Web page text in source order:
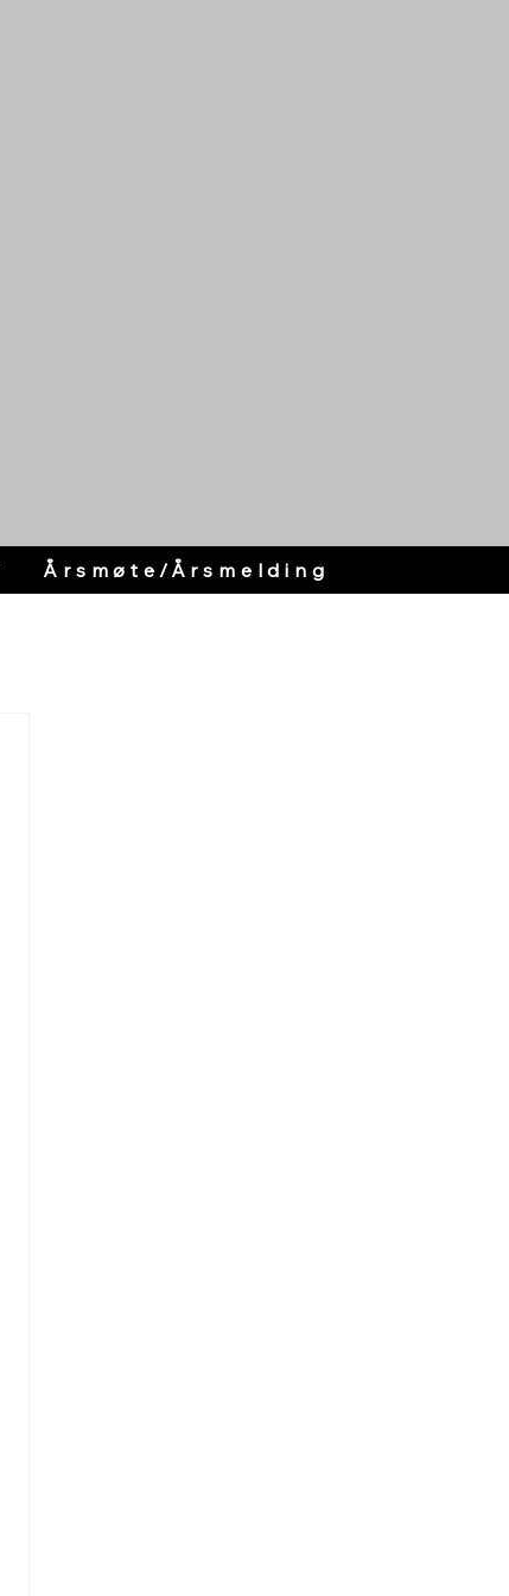
Årsmøte/Årsmelding